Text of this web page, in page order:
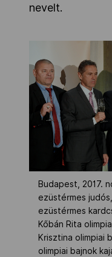
nevelt.
Budapest, 2017.
ezüstérmes
ezüstérmes
Kőbán Rita
Krisztina olimpiai
olimpiai bajnok